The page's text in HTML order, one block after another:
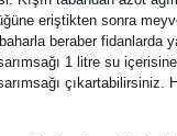
eriştikten sonra
beraber fidanlarda
1 litre su